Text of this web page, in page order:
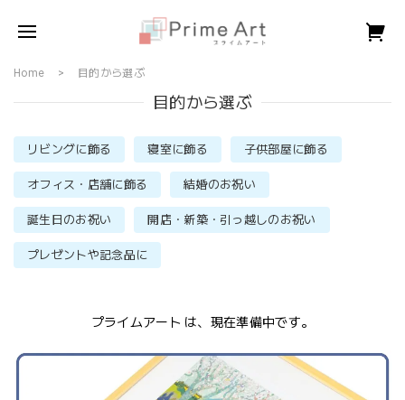
Home 目的から選ぶ
目的から選ぶ
リビングに飾る 寝室に飾る 子供部屋に飾る
オフィス・店舗に飾る 結婚のお祝い
誕生日のお祝い 開店・新築・引っ越しのお祝い
プレゼントや記念品に
プライムアート は、現在準備中です。